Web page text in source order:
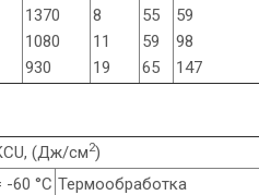
1370
1080
930
8
11
19
55
59
65
59
98
147
(Дж/см2)
-60 °С Термообработка